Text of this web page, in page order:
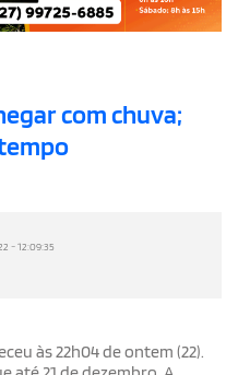
com chuva;
- 12:09:35
às 22h04 de ontem (22).